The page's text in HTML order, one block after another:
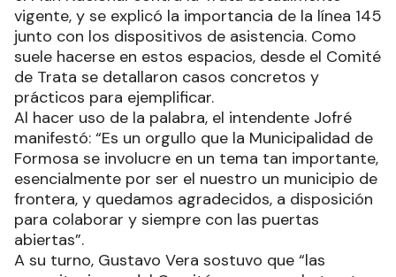
vigente, y se explicó la importancia de la línea 145
junto con los dispositivos de asistencia. Como
suele hacerse en estos espacios, desde el Comité
de Trata se detallaron casos concretos y
prácticos para ejemplificar.
Al hacer uso de la palabra, el intendente Jofré
manifestó: “Es un orgullo que la Municipalidad de
Formosa se involucre en un tema tan importante,
esencialmente por ser el nuestro un municipio de
frontera, y quedamos agradecidos, a disposición
para colaborar y siempre con las puertas
abiertas”.
A su turno, Gustavo Vera sostuvo que “las